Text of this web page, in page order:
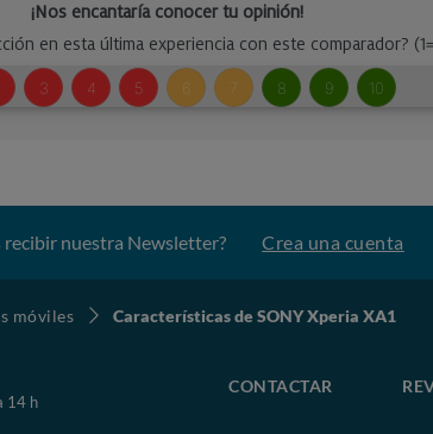
recibir nuestra Newsletter? Crea una cuenta
móviles Características de SONY Xperia XA1
14 h
CONTACTAR